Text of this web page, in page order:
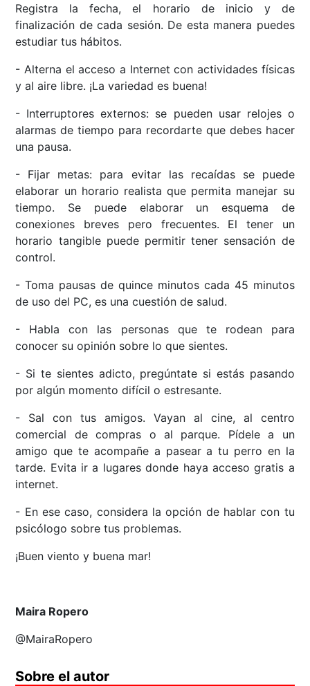
Registra la fecha, el horario de inicio y de
finalización de cada sesión. De esta manera puedes
estudiar tus hábitos.
- Alterna el acceso a Internet con actividades físicas
y al aire libre. ¡La variedad es buena!
- Interruptores externos: se pueden usar relojes o
alarmas de tiempo para recordarte que debes hacer
una pausa.
- Fijar metas: para evitar las recaídas se puede
elaborar un horario realista que permita manejar su
tiempo. Se puede elaborar un esquema de
conexiones breves pero frecuentes. El tener un
horario tangible puede permitir tener sensación de
control.
- Toma pausas de quince minutos cada 45 minutos
de uso del PC, es una cuestión de salud.
- Habla con las personas que te rodean para
conocer su opinión sobre lo que sientes.
- Si te sientes adicto, pregúntate si estás pasando
por algún momento difícil o estresante.
- Sal con tus amigos. Vayan al cine, al centro
comercial de compras o al parque. Pídele a un
amigo que te acompañe a pasear a tu perro en la
tarde. Evita ir a lugares donde haya acceso gratis a
internet.
- En ese caso, considera la opción de hablar con tu
psicólogo sobre tus problemas.
¡Buen viento y buena mar!
Maira Ropero
@MairaRopero
Sobre el autor